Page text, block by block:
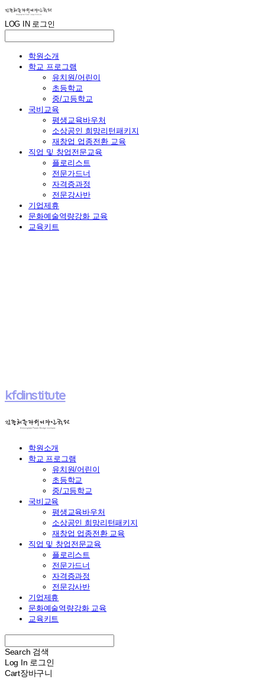
LOG IN 로그인
학원소개
학교 프로그램
유치원/어린이
초등학교
중/고등학교
국비교육
평생교육바우처
소상공인 희망리턴패키지
재창업 업종전환 교육
직업 및 창업전문교육
플로리스트
전문가드너
자격증과정
전문강사반
기업제휴
문화예술역량강화 교육
교육키트
kfdinstitute
학원소개
학교 프로그램
유치원/어린이
초등학교
중/고등학교
국비교육
평생교육바우처
소상공인 희망리턴패키지
재창업 업종전환 교육
직업 및 창업전문교육
플로리스트
전문가드너
자격증과정
전문강사반
기업제휴
문화예술역량강화 교육
교육키트
Search 검색
Log In 로그인
Cart장바구니